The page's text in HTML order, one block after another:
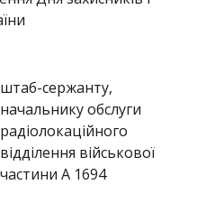
штаб-сержанту,
начальнику обслуги
радіолокаційного
відділення військової
частини А 1694